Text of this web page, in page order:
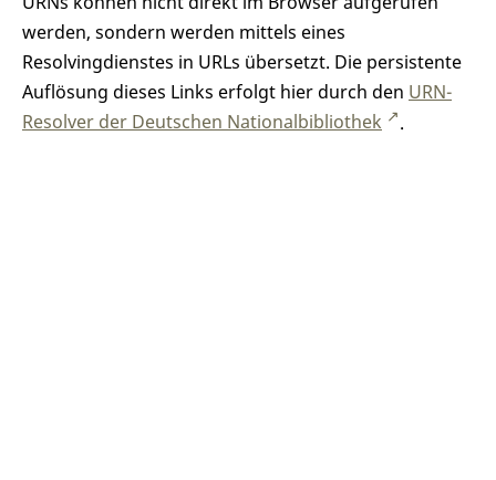
werden, sondern werden mittels eines
Resolvingdienstes in URLs übersetzt. Die persistente
Auflösung dieses Links erfolgt hier durch den URN-
Resolver der Deutschen Nationalbibliothek
.